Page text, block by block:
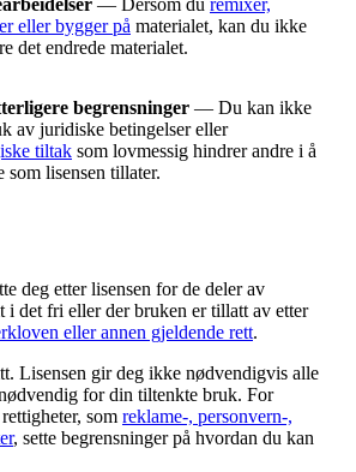
— Dersom du remixer,
eller bygger på materialet, kan du ikke
det endrede materialet.
begrensninger — Du kan ikke
av juridiske betingelser eller
tiltak som lovmessig hindrer andre i å
som lisensen tillater.
deg etter lisensen for de deler av
i det fri eller der bruken er tillatt av etter
eller annen gjeldende rett.
Lisensen gir deg ikke nødvendigvis alle
for din tiltenkte bruk. For
som reklame-, personvern-,
, sette begrensninger på hvordan du kan